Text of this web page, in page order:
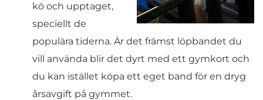
kö och upptaget,
speciellt de
populära tiderna. Är det främst löpbandet du
vill använda blir det dyrt med ett gymkort och
du kan istället köpa ett eget band för en dryg
årsavgift på gymmet.